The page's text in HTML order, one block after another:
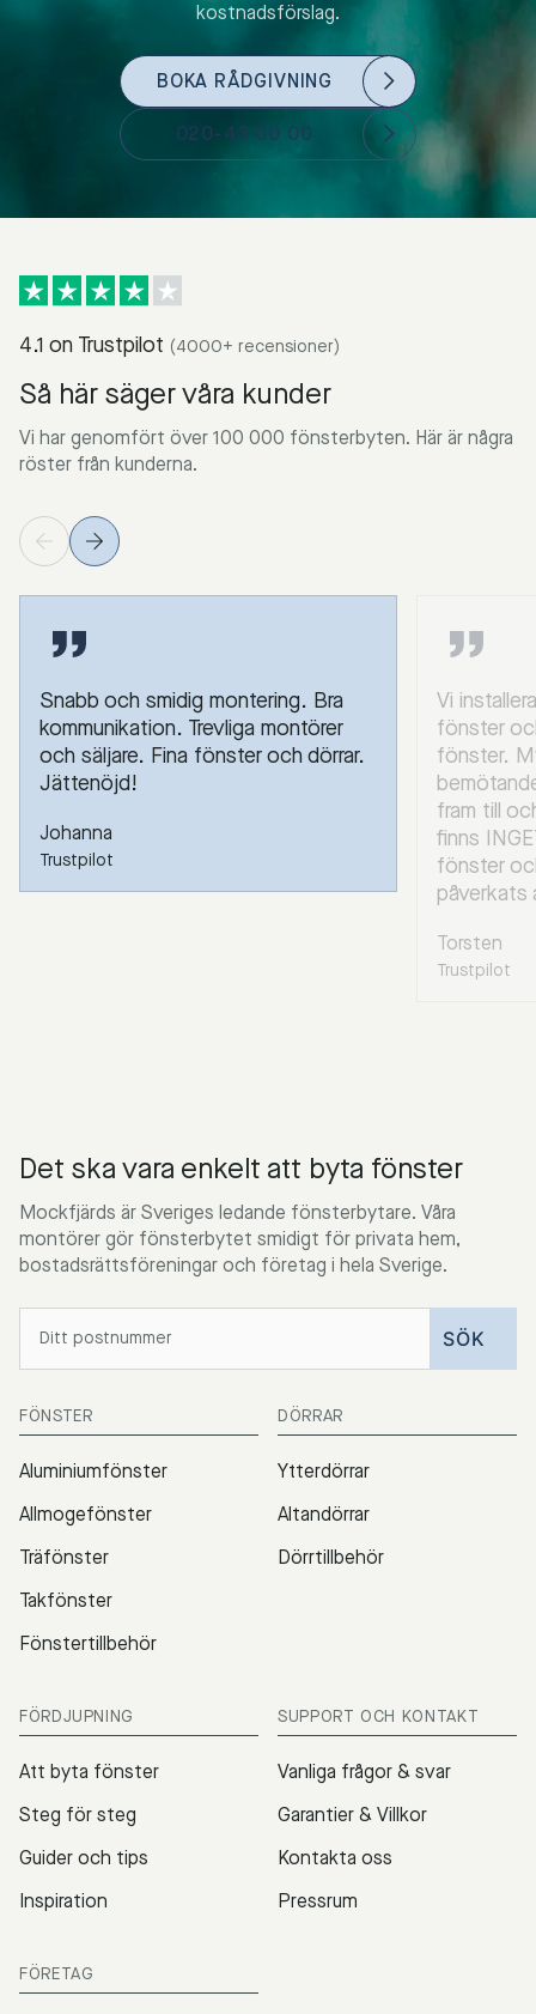
kostnadsförslag.
BOKA RÅDGIVNING
020-43 00 00
4.1 on Trustpilot (4000+ recensioner)
Så här säger våra kunder
Vi har genomfört över 100 000 fönsterbyten. Här är några
röster från kunderna.
Snabb och smidig montering. Bra
kommunikation. Trevliga montörer
och säljare. Fina fönster och dörrar.
Jättenöjd!
Johanna
Trustpilot
Vi
fönster
fönster.
fram till
finns
fönster
påverkats
Torsten
Trustpilot
Det ska vara enkelt att byta fönster
Mockfjärds är Sveriges ledande fönsterbytare. Våra
montörer gör fönsterbytet smidigt för privata hem,
bostadsrättsföreningar och företag i hela Sverige.
FÖNSTER
Aluminiumfönster
Allmogefönster
Träfönster
Takfönster
Fönstertillbehör
DÖRRAR
Ytterdörrar
Altandörrar
Dörrtillbehör
FÖRDJUPNING
Att byta fönster
Steg för steg
Guider och tips
Inspiration
SUPPORT OCH KONTAKT
Vanliga frågor & svar
Garantier & Villkor
Kontakta oss
Pressrum
FÖRETAG